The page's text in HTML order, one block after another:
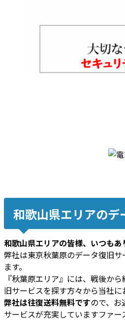
和歌山県エリアのデ
和歌山県エリアの皆様、いつもあ
弊社は東京秋葉原のデータ復旧
ます。
『秋葉原エリア』には、戦後か
旧サービスを探す方々から当社に
弊社は往復送料無料ですので、お
サービスが充実していますファー